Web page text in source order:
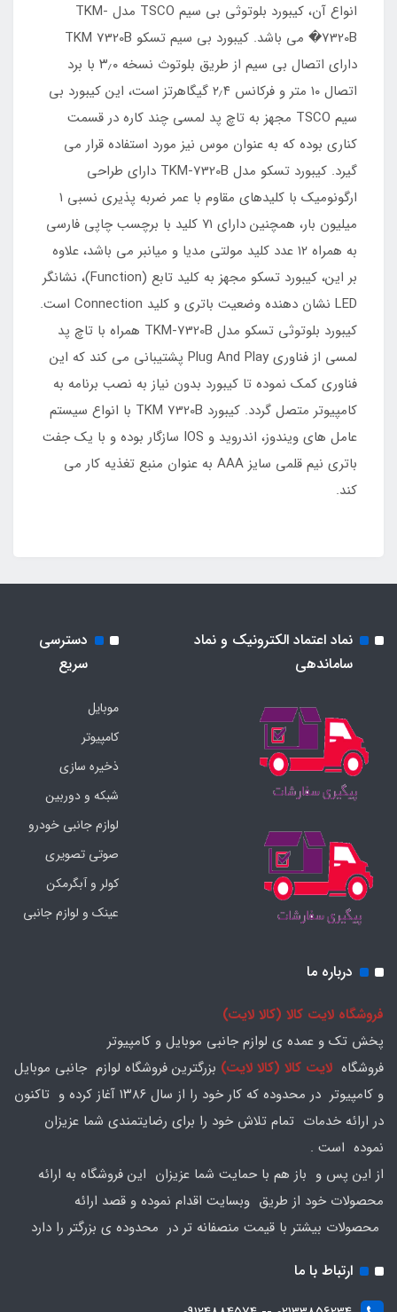
انواع آن، کیبورد بلوتوثی بی سیم TSCO مدل TKM-
7320B� می باشد. کیبورد بی سیم تسکو TKM 7320B
دارای اتصال بی سیم از طریق بلوتوث نسخه ۳٫۰ با برد
اتصال ۱۰ متر و فرکانس ۲٫۴ گیگاهرتز است، این کیبورد بی
سیم TSCO مجهز به تاچ پد لمسی چند کاره در قسمت
کناری بوده که به عنوان موس نیز مورد استفاده قرار می
گیرد. کیبورد تسکو مدل TKM-7320B دارای طراحی
ارگونومیک با کلیدهای مقاوم با عمر ضربه پذیری نسبی ۱
میلیون بار، همچنین دارای ۷۱ کلید با برچسب چاپی فارسی
به همراه ۱۲ عدد کلید مولتی مدیا و میانبر می باشد، علاوه
بر این، کیبورد تسکو مجهز به کلید تابع (Function)، نشانگر
LED نشان دهنده وضعیت باتری و کلید Connection است.
کیبورد بلوتوثی تسکو مدل TKM-7320B همراه با تاچ پد
لمسی از فناوری Plug And Play پشتیبانی می کند که این
فناوری کمک نموده تا کیبورد بدون نیاز به نصب برنامه به
کامپیوتر متصل گردد. کیبورد TKM 7320B با انواع سیستم
عامل های ویندوز، اندروید و IOS سازگار بوده و با یک جفت
باتری نیم قلمی سایز AAA به عنوان منبع تغذیه کار می
کند.
نماد اعتماد الکترونیک و نماد
ساماندهی
دسترسی
سریع
موبایل
کامپیوتر
ذخیره سازی
شبکه و دوربین
لوازم جانبی خودرو
صوتی تصویری
کولر و آبگرمکن
عینک و لوازم جانبی
درباره ما
فروشگاه لایت کالا (کالا لایت)
پخش تک و عمده ی لوازم جانبی موبایل و کامپیوتر
فروشگاه لایت کالا (کالا لایت) بزرگترین فروشگاه لوازم جانبی موبایل
و کامپیوتر در محدوده که کار خود را از سال ۱۳۸۶ آغاز کرده و تاکنون
در ارائه خدمات تمام تلاش خود را برای رضایتمندی شما عزیزان
نموده است .
از این پس و باز هم با حمایت شما عزیزان این فروشگاه به ارائه
محصولات خود از طریق وبسایت اقدام نموده و قصد ارائه
محصولات بیشتر با قیمت منصفانه تر در محدوده ی بزرگتر را دارد
ارتباط با ما